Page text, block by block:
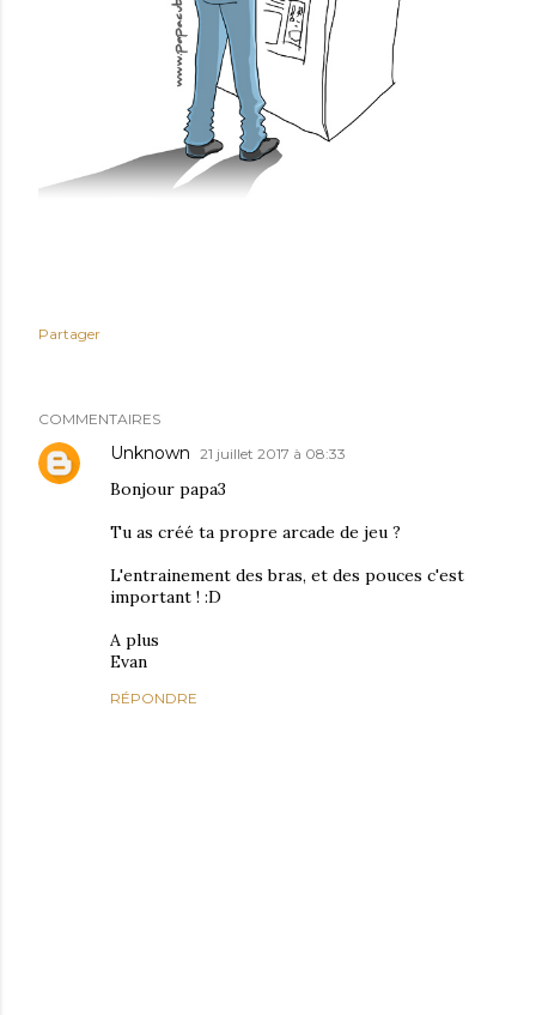
Partager
COMMENTAIRES
Unknown 21 juillet 2017 à 08:33
Bonjour papa3
Tu as créé ta propre arcade de jeu ?
L'entrainement des bras, et des pouces c'est
important ! :D
A plus
Evan
RÉPONDRE